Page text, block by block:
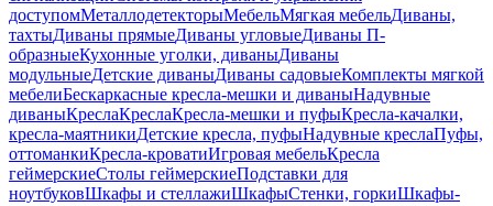
доступомМеталлодетекторыМебельМягкая мебельДиваны,
тахтыДиваны прямыеДиваны угловыеДиваны П-
образныеКухонные уголки, диваныДиваны
модульныеДетские диваныДиваны садовыеКомплекты мягкой
мебелиБескаркасные кресла-мешки и диваныНадувные
диваныКреслаКреслаКресла-мешки и пуфыКресла-качалки,
кресла-маятникиДетские кресла, пуфыНадувные креслаПуфы,
оттоманкиКресла-кроватиИгровая мебельКресла
геймерскиеСтолы геймерскиеПодставки для
ноутбуковШкафы и стеллажиШкафыСтенки, горкиШкафы-